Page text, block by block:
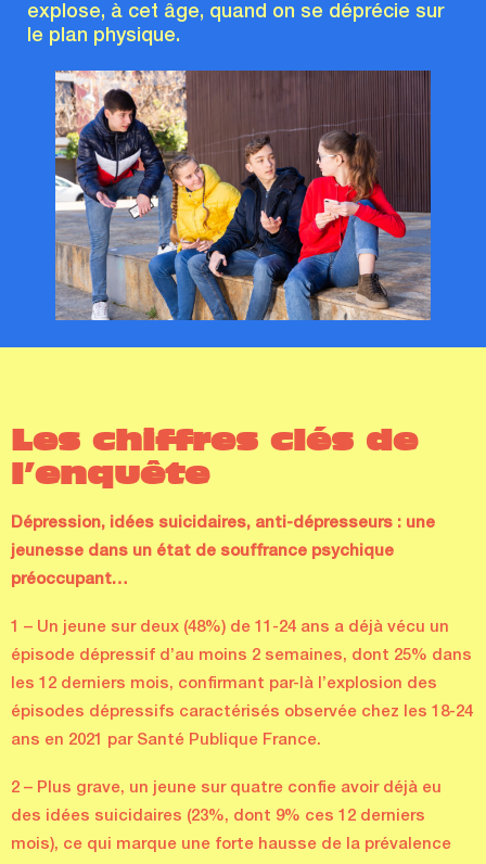
explose, à cet âge, quand on se déprécie sur
le plan physique.
Les chiffres clés de
l’enquête
Dépression, idées suicidaires, anti-dépresseurs : une
jeunesse dans un état de souffrance psychique
préoccupant…
1 – Un jeune sur deux (48%) de 11-24 ans a déjà vécu un
épisode dépressif d’au moins 2 semaines, dont 25% dans
les 12 derniers mois, confirmant par-là l’explosion des
épisodes dépressifs caractérisés observée chez les 18-24
ans en 2021 par Santé Publique France.
2 – Plus grave, un jeune sur quatre confie avoir déjà eu
des idées suicidaires (23%, dont 9% ces 12 derniers
mois), ce qui marque une forte hausse de la prévalence